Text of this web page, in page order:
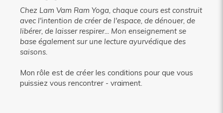
Chez Lam Vam Ram Yoga, chaque cours est construit
avec l'intention de créer de l'espace, de dénouer, de
libérer, de laisser respirer... Mon enseignement se
base également sur une lecture ayurvédique des
saisons.
Mon rôle est de créer les conditions pour que vous
puissiez vous rencontrer - vraiment.